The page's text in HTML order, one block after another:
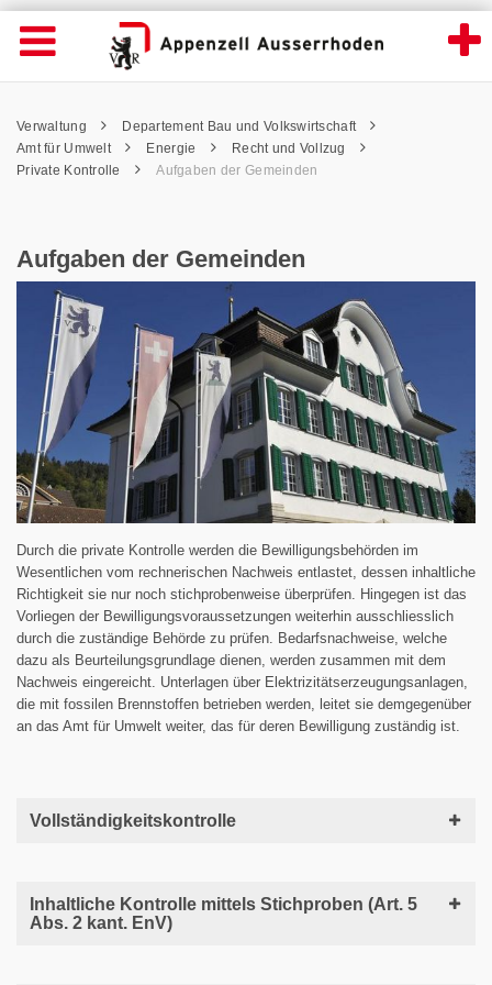
Aufgaben der Gemeinden - Appenzell
Wichtige
Seiten
Home
Inhalt
Kontakt
Sitemap
Navigation öffnen
Inhalt
Pfadnavigation
Verwaltung
Departement Bau und Volkswirtschaft
Amt für Umwelt
Energie
Recht und Vollzug
Private Kontrolle
Aufgaben der Gemeinden
Aufgaben der Gemeinden
Durch die private Kontrolle werden die Bewilligungsbehörden im
Wesentlichen vom rechnerischen Nachweis entlastet, dessen inhaltliche
Richtigkeit sie nur noch stichprobenweise überprüfen. Hingegen ist das
Vorliegen der Bewilligungsvoraussetzungen weiterhin ausschliesslich
durch die zuständige Behörde zu prüfen. Bedarfsnachweise, welche
dazu als Beurteilungsgrundlage dienen, werden zusammen mit dem
Nachweis eingereicht. Unterlagen über Elektrizitätserzeugungsanlagen,
die mit fossilen Brennstoffen betrieben werden, leitet sie demgegenüber
an das Amt für Umwelt weiter, das für deren Bewilligung zuständig ist.
Vollständigkeitskontrolle
Inhaltliche Kontrolle mittels Stichproben (Art. 5
Abs. 2 kant. EnV)